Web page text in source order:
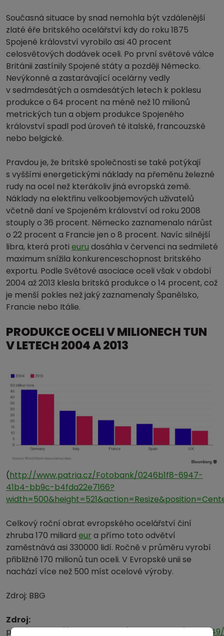
Současná situace by snad nemohla být vzdálenější
zlaté éře britského ocelářství kdy do roku 1875
Spojené království vyrobilo asi 40 procent
celosvětových dodávek oceli. Po první světové válce
Británii zastínily Spojené státy a později Německo.
Nevýkonné a zastarávající ocelárny vedly
v sedmdesátých a osmdesátých letech k poklesu
produkce o 64 procent na méně než 10 milionů
metrických tun a objem produkce Spojeného
království spadl pod úroveň té italské, francouzské
nebo belgické.
Pravdou je, že britské společnosti se také potýkají
s vyššími energetickými náklady na přeměnu železné
rudy na ocel než kterákoliv jiná evropská země.
Náklady na elektřinu velkoobjemových uživatelů
včetně daní ve Spojeném království od roku 2008
stouply o 36 procent. Německo zaznamenalo nárůst
o 22 procent a Francie jen o 8 procent. Navíc silnější
libra, která proti euru dosáhla v červenci na sedmileté
maximum snížila konkurenceschopnost britského
exportu. Podle Světové asociace oceli však v období
2004 až 2013 klesla britská produkce o 14 procent, což
je menší pokles než jaký zaznamenaly Španělsko,
Francie nebo Itálie.
PRODUKCE OCELI V MILIONECH TUN
V LETECH 2004 A 2013
(http://www.patria.cz/Fotobank/0246b1f8-6947-
41b4-bb9c-b4fda22e7166?
Celkový roční obrat evropského ocelářství činí
zhruba 170 miliard eur a přímo toto odvětví
zaměstnává asi 330000 lidí. Ročně v průměru vyrobí
přibližně 170 milionů tun oceli. V Evropské unii se
nachází více než 500 míst ocelové výroby.
Zdroj: BBG
Zdroj:
patria.cz,
http://www.patria.cz/zpravodajstvi/